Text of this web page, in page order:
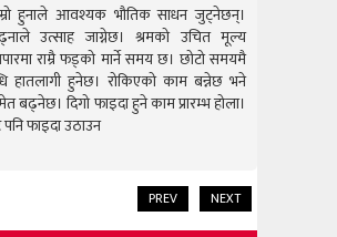
हुनाले आवश्यक भौतिक साधन जुट्नेछन्।
उत्साह जाग्नेछ। श्रमको उचित मूल्य
राम्रै फड्को मार्ने समय छ। छोटो समयमै
हातलागी हुनेछ। रोकिएको काम बन्नेछ भने
बढ्नेछ। दिगो फाइदा हुने काम प्रारम्भ होला।
पनि फाइदा उठाउन
PREV NEXT